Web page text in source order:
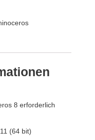
8 erforderlich
(64 bit)